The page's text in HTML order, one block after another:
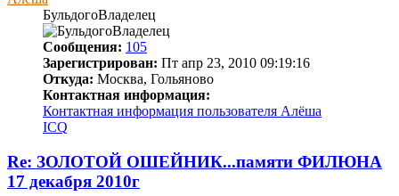
БульдогоВладелец
Сообщения: 105
Зарегистрирован: Пт апр 23, 2010 09:19:16
Откуда: Москва, Гольяново
Контактная информация:
Контактная информация пользователя Алёша
ICQ
Re: ЗОЛОТОЙ ОШЕЙНИК...памяти ФИЛЮНА
17 декабря 2010г